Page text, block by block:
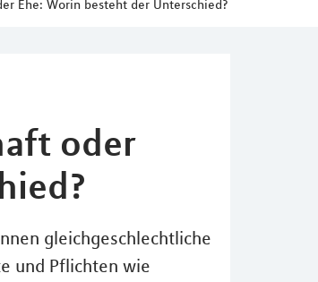
Ehe: Worin besteht der Unterschied?
oder
gleichgeschlechtliche
und Pflichten wie